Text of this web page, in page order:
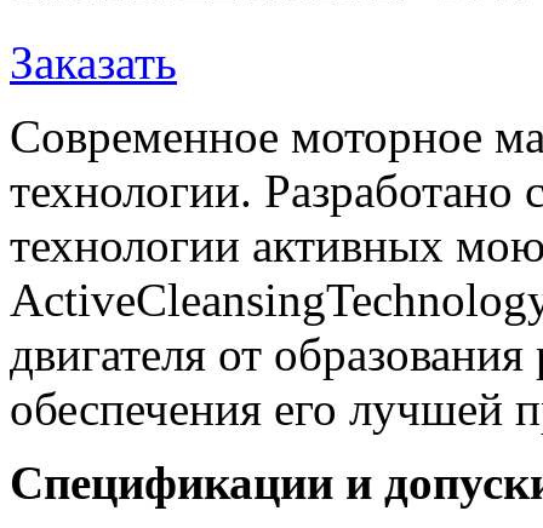
Заказать
Современное моторное
технологии. Разработано
технологии активных
двигателя от
обеспечения его лучшей
Спецификации и